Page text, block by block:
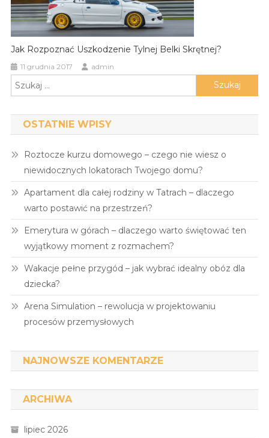
Jak Rozpoznać Uszkodzenie Tylnej Belki Skrętnej?
11 grudnia 2017 admin
Szukaj:
OSTATNIE WPISY
Roztocze kurzu domowego – czego nie wiesz o
niewidocznych lokatorach Twojego domu?
Apartament dla całej rodziny w Tatrach – dlaczego
warto postawić na przestrzeń?
Emerytura w górach – dlaczego warto świętować ten
wyjątkowy moment z rozmachem?
Wakacje pełne przygód – jak wybrać idealny obóz dla
dziecka?
Arena Simulation – rewolucja w projektowaniu
procesów przemysłowych
NAJNOWSZE KOMENTARZE
ARCHIWA
lipiec 2026